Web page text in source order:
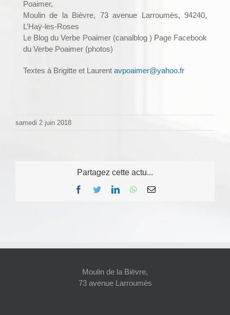
Poaimer,
Moulin de la Bièvre, 73 avenue Larroumès, 94240,
L’Haÿ-les-Roses
Le Blog du Verbe Poaimer (canalblog ) Page Facebook
du Verbe Poaimer (photos)
Textes à Brigitte et Laurent avpoaimer@yahoo.fr
samedi 2 juin 2018
Partagez cette actu...
Facebook
TwitterLinkedInWhatsApp
Email
Moulin de la Bièvre,
73 avenue Larroumès